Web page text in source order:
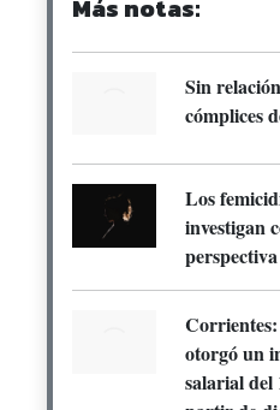
Más notas:
Sin
cómplices
Los
investigan
otorgó un
salarial del